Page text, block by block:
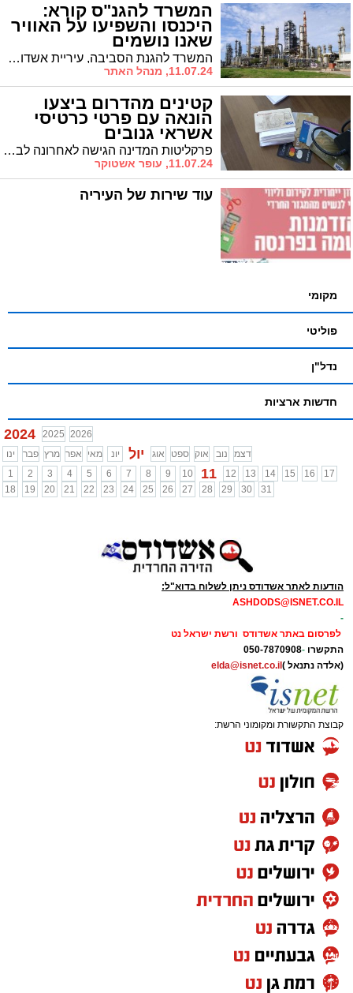
המשרד להגנ"ס קורא:
היכנסו והשפיעו על האוויר
שאנו נושמים
המשרד להגנת הסביבה, עיריית אשדוד ואיגוד ערים לאיכות הסביבה אשדוד-חבל יבנה מזמינים לדיון פומבי בהערות הציבור לטיוטת היתר פליטה לתחנת הכוח במתקן ההתפלה באזור התעשייה הצפוני באשדוד
11.07.24, מנהל האתר
קטינים מהדרום ביצעו
הונאה עם פרטי כרטיסי
אשראי גנובים
פרקליטות המדינה הגישה לאחרונה לבית המשפט לנוער בבאר שבע כתבי אישום נגד חמישה קטינים מהדרום, אשר השיגו כרטיסי אשראי גנובים ברשת ועשו בהם שימוש. בין היתר, לרכישת כרטיסים להופעות אותם מכרו לצדדים שלישיים
11.07.24, עופר אשטוקר
עוד שירות של העיריה
מקומי
פוליטי
נדל"ן
חדשות ארציות
2024 2025 2026
ינו
פבר מרץ אפר מאי יונ יול אוג ספט אוק נוב
דצמ
1
2 3 4 5 6 7 8 9 10 11 12 13 14 15 16
17
18
19 20 21 22 23 24 25 26 27 28 29 30 31
הודעות לאתר אשדודס ניתן לשלוח בדוא"ל:
ASHDODS@ISNET.CO.IL
-
לפרסום באתר אשדודס ורשת ישראל נט
התקשרו -
050-7870908
(אלדה נתנאל ) elda@isnet.co.il
קבוצת התקשורת ומקומוני הרשת: